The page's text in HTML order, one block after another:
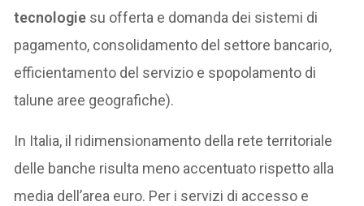
tecnologie su offerta e domanda dei sistemi di
pagamento, consolidamento del settore bancario,
efficientamento del servizio e spopolamento di
talune aree geografiche).
In Italia, il ridimensionamento della rete territoriale
delle banche risulta meno accentuato rispetto alla
media dell’area euro. Per i servizi di accesso e